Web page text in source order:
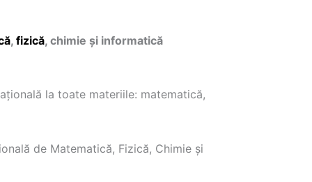
, fizică, chimie şi informatică
la toate materiile: matematică,
de Matematică, Fizică, Chimie și